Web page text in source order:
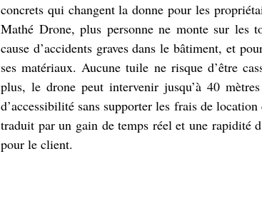
concrets qui changent la donne pour les
Mathé Drone, plus personne ne monte sur les
cause d’accidents graves dans le bâtiment, et
ses matériaux. Aucune tuile ne risque d’être
plus, le drone peut intervenir jusqu’à 40
d’accessibilité sans supporter les frais de
traduit par un gain de temps réel et une rapidité
pour le client.